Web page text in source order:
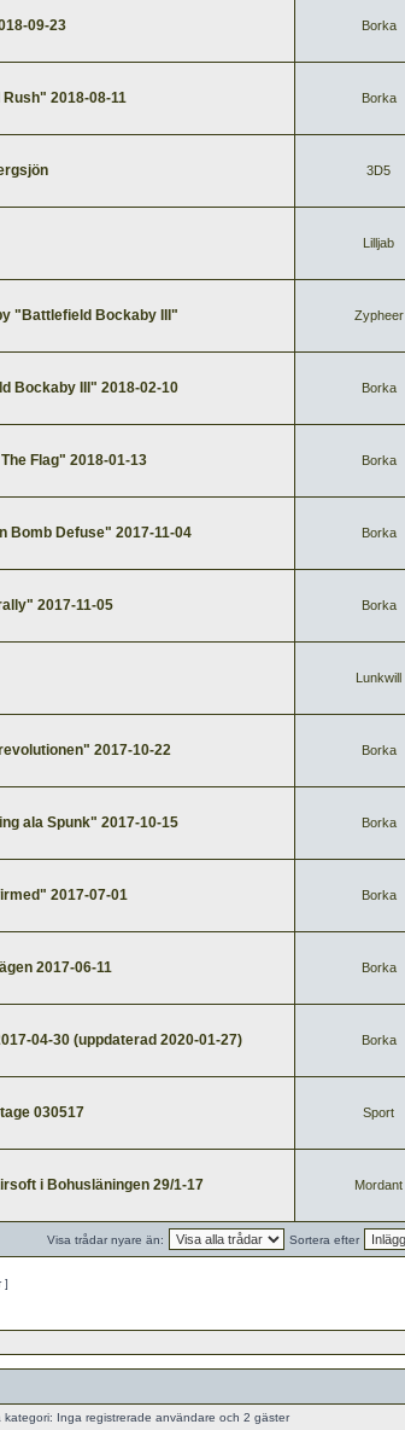
09-23 Borka
2018-08-11 Borka
3D5
Lilljab
"Battlefield Bockaby III" Zypheer
Bockaby III" 2018-02-10 Borka
Flag" 2018-01-13 Borka
Bomb Defuse" 2017-11-04 Borka
2017-11-05 Borka
Lunkwill
2017-10-22 Borka
ala Spunk" 2017-10-15 Borka
2017-07-01 Borka
2017-06-11 Borka
04-30 (uppdaterad 2020-01-27) Borka
030517 Sport
i Bohusläningen 29/1-17 Mordant
Visa trådar nyare än: Sortera efter
]
Inga registrerade användare och 2 gäster